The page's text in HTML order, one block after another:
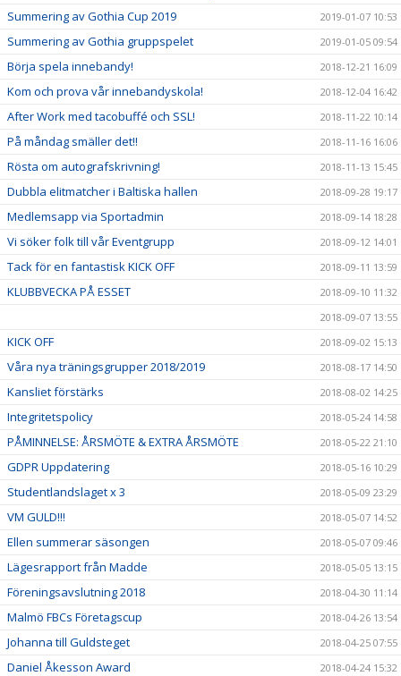
Summering av Gothia Cup 2019 2019-01-07 10:53
Summering av Gothia gruppspelet 2019-01-05 09:54
Börja spela innebandy! 2018-12-21 16:09
Kom och prova vår innebandyskola! 2018-12-04 16:42
After Work med tacobuffé och SSL! 2018-11-22 10:14
På måndag smäller det!! 2018-11-16 16:06
Rösta om autografskrivning! 2018-11-13 15:45
Dubbla elitmatcher i Baltiska hallen 2018-09-28 19:17
Medlemsapp via Sportadmin 2018-09-14 18:28
Vi söker folk till vår Eventgrupp 2018-09-12 14:01
Tack för en fantastisk KICK OFF 2018-09-11 13:59
KLUBBVECKA PÅ ESSET
2018-09-10 11:32
2018-09-07 13:55
KICK OFF 2018-09-02 15:13
Våra nya träningsgrupper 2018/2019 2018-08-17 14:50
Kansliet förstärks 2018-08-02 14:25
Integritetspolicy 2018-05-24 14:58
PÅMINNELSE: ÅRSMÖTE & EXTRA ÅRSMÖTE 2018-05-22 21:10
GDPR Uppdatering 2018-05-16 10:29
Studentlandslaget x 3 2018-05-09 23:29
VM GULD!!! 2018-05-07 14:52
Ellen summerar säsongen 2018-05-07 09:46
Lägesrapport från Madde 2018-05-05 13:15
Föreningsavslutning 2018 2018-04-30 11:14
Malmö FBCs Företagscup 2018-04-26 13:54
Johanna till Guldsteget 2018-04-25 07:55
Daniel Åkesson Award 2018-04-24 15:32